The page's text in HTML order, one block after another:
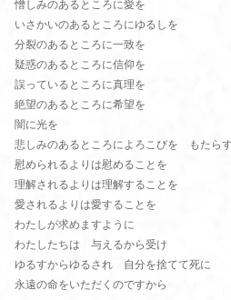
憎しみのあるところに愛を
いさかいのあるところにゆるしを
分裂のあるところに一致を
疑惑のあるところに信仰を
誤っているところに真理を
絶望のあるところに希望を
闇に光を
悲しみのあるところによろこびを もたら
慰められるよりは慰めることを
理解されるよりは理解することを
愛されるよりは愛することを
わたしが求めますように
わたしたちは 与えるから受け
ゆるすからゆるされ 自分を捨てて死に
永遠の命をいただくのですから